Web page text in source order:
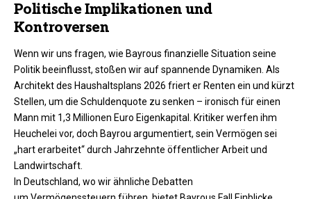
Politische Implikationen und
Kontroversen
Wenn wir uns fragen, wie Bayrous finanzielle Situation seine
Politik beeinflusst, stoßen wir auf spannende Dynamiken. Als
Architekt des Haushaltsplans 2026 friert er Renten ein und kürzt
Stellen, um die Schuldenquote zu senken – ironisch für einen
Mann mit 1,3 Millionen Euro Eigenkapital. Kritiker werfen ihm
Heuchelei vor, doch Bayrou argumentiert, sein Vermögen sei
„hart erarbeitet“ durch Jahrzehnte öffentlicher Arbeit und
Landwirtschaft.
In Deutschland, wo wir ähnliche Debatten